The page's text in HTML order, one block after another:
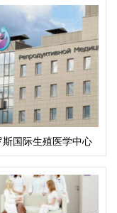
斯国际生殖医学中心
(ICRM)